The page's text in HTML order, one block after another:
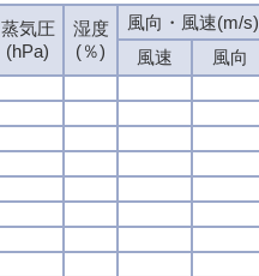
蒸気圧
(hPa)
湿度
(％)
風向・風速(m/s)
風速 風向
蒸気圧
(hPa)
湿度
(％)
風向・風速(m/s)
風速 風向
蒸気圧
(hPa)
湿度
(％)
風向・風速(m/s)
風速 風向
蒸気圧
(hPa)
湿度
(％)
風向・風速(m/s)
風速 風向